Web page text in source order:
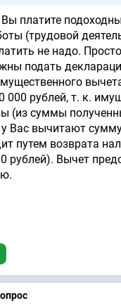
платите
(трудовой
не надо.
подать
000 рублей, т. к.
(из суммы
Вас вычитают
путем возврата
рублей). Вычет